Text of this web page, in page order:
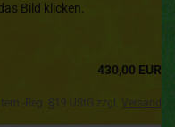
Bild klicken.
430,00 EUR